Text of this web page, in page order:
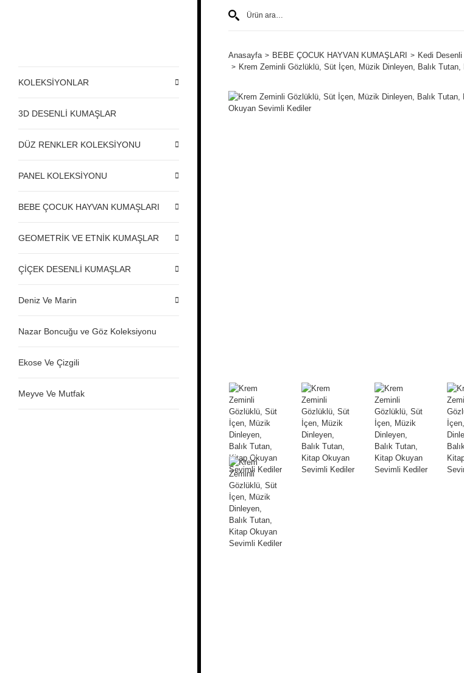
KOLEKSİYONLAR
3D DESENLİ KUMAŞLAR
DÜZ RENKLER KOLEKSİYONU
PANEL KOLEKSİYONU
BEBE ÇOCUK HAYVAN KUMAŞLARI
GEOMETRİK VE ETNİK KUMAŞLAR
ÇİÇEK DESENLİ KUMAŞLAR
Deniz Ve Marin
Nazar Boncuğu ve Göz Koleksiyonu
Ekose Ve Çizgili
Meyve Ve Mutfak
Anasayfa BEBE ÇOCUK HAYVAN KUMAŞLARI
Kedi
Krem Zeminli Gözlüklü, Süt İçen, Müzik Dinleyen, Balık